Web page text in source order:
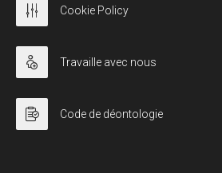
Cookie Policy
Travaille avec nous
Code de déontologie